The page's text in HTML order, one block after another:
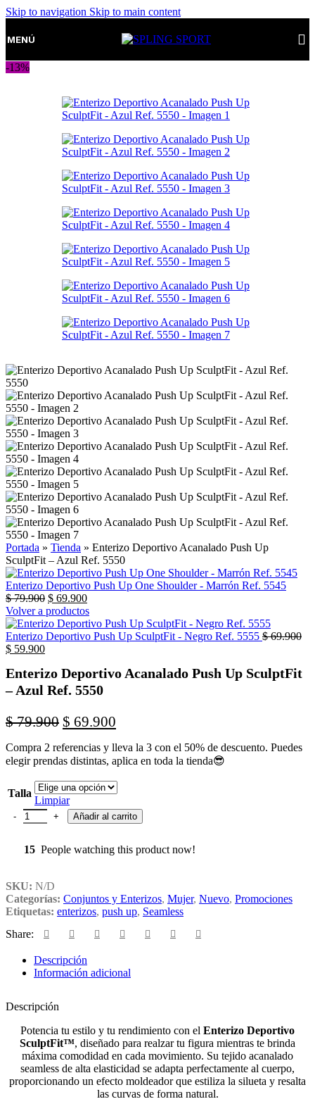
Skip to navigation Skip to main content
MENÚ
-13%
Portada » Tienda » Enterizo Deportivo Acanalado Push Up
SculptFit – Azul Ref. 5550
Enterizo Deportivo Push Up One Shoulder - Marrón Ref. 5545
$79.900 $ 69.900
Volver a productos
Enterizo Deportivo Push Up SculptFit - Negro Ref. 5555 $69.900
$ 59.900
Enterizo Deportivo Acanalado Push Up SculptFit
– Azul Ref. 5550
$79.900 $ 69.900
Compra 2 referencias y lleva la 3 con el 50% de descuento. Puedes
elegir prendas distintas, aplica en toda la tienda😎
Talla
Limpiar
Añadir al carrito
15 People watching this product now!
SKU: N/D
Categorías: Conjuntos y Enterizos, Mujer, Nuevo, Promociones
Etiquetas: enterizos, push up, Seamless
Share:
Descripción
Información adicional
Descripción
Potencia tu estilo y tu rendimiento con el Enterizo Deportivo
SculptFit™, diseñado para realzar tu figura mientras te brinda
máxima comodidad en cada movimiento. Su tejido acanalado
seamless de alta elasticidad se adapta perfectamente al cuerpo,
proporcionando un efecto moldeador que estiliza la silueta y resalta
las curvas de forma natural.